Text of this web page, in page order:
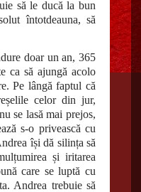
să le ducă la bun
întotdeauna, să
doar un an, 365
ca să ajungă acolo
Pe lângă faptul că
celor din jur,
se lasă mai prejos,
s-o privească cu
își dă silința să
și iritarea
care se luptă cu
Andrea trebuie să